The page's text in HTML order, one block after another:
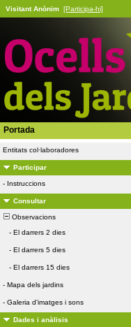
Visitant Anònim [Participa-hi]
Portada
Entitats col·laboradores
Participar
- Instruccions
Consultar
Observacions
- El darrers 2 dies
- El darrers 5 dies
- El darrers 15 dies
- Mapa dels jardins
- Galeria d'imatges i sons
Dades i anàlisis